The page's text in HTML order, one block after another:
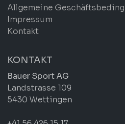
Allgemeine
Impressum
Kontakt
KONTAKT
Bauer Sport AG
Landstrasse 109
5430 Wettingen